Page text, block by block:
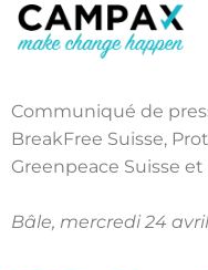
Communiqué de
BreakFree Suisse,
Greenpeace Suisse
Bâle, mercredi 24